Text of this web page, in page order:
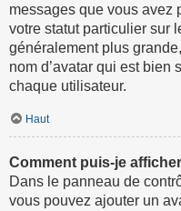
messages que vous avez
votre statut particulier sur
généralement plus
nom d’avatar qui est bien
chaque utilisateur.
Haut
Comment puis-je
Dans le panneau de
vous pouvez ajouter un